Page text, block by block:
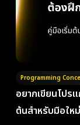
Programming
อยากเขียนโปร
ต้นสำหรับมือใหม่